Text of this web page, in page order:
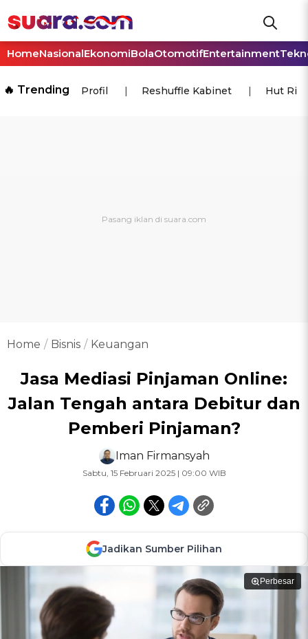
HomeNasionalEkonomiBolaOtomotifEntertainment
🔥 Trending Profil Reshuffle Kabinet Hut Ri
Home Bisnis Keuangan
Jasa Mediasi Pinjaman Online:
Jalan Tengah antara Debitur dan
Pemberi Pinjaman?
Iman Firmansyah
Sabtu, 15 Februari 2025 | 09:00 WIB
Jadikan Sumber Pilihan
Perbesar